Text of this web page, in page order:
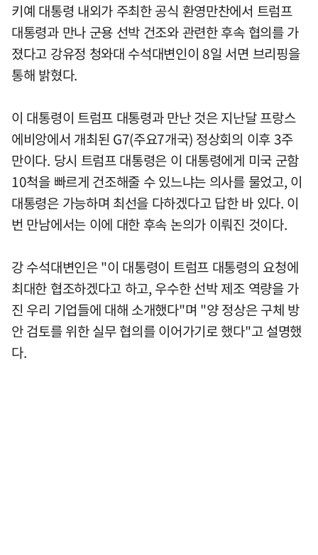
키예 대통령 내외가 주최한 공식 환영만찬에서 트럼프
대통령과 만나 군용 선박 건조와 관련한 후속 협의를 가
졌다고 강유정 청와대 수석대변인이 8일 서면 브리핑을
통해 밝혔다.
이 대통령이 트럼프 대통령과 만난 것은 지난달 프랑스
에비앙에서 개최된 G7(주요7개국) 정상회의 이후 3주
만이다. 당시 트럼프 대통령은 이 대통령에게 미국 군함
10척을 빠르게 건조해줄 수 있느냐는 의사를 물었고, 이
대통령은 가능하며 최선을 다하겠다고 답한 바 있다. 이
번 만남에서는 이에 대한 후속 논의가 이뤄진 것이다.
강 수석대변인은 "이 대통령이 트럼프 대통령의 요청에
최대한 협조하겠다고 하고, 우수한 선박 제조 역량을 가
진 우리 기업들에 대해 소개했다"며 "양 정상은 구체 방
안 검토를 위한 실무 협의를 이어가기로 했다"고 설명했
다.